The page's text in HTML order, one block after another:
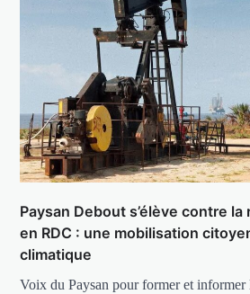
Paysan Debout s’élève contre
en RDC : une mobilisation
climatique
Voix du Paysan pour former et informer